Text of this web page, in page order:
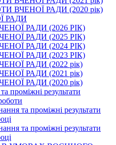
ВЧЕНОЇ РАДИ (2020 рік)
РАДИ
РАДИ (2026 РІК)
РАДИ (2025 РІК)
РАДИ (2024 РІК)
РАДИ (2023 РІК)
РАДИ (2022 рік)
РАДИ (2021 рік)
РАДИ (2020 рік)
проміжні результати
та проміжні результати
та проміжні результати